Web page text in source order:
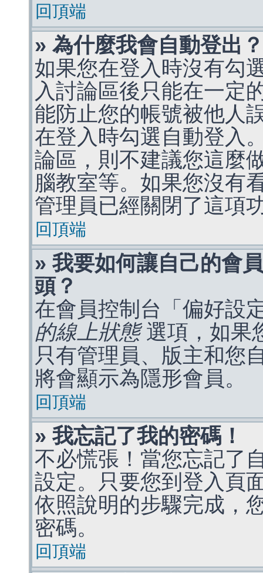
回頂端
» 為什麼我會自動登出？
如果您在登入時沒有勾
入討論區後只能在一定
能防止您的帳號被他人
在登入時勾選自動登入
論區，則不建議您這麼
腦教室等。如果您沒有
管理員已經關閉了這項
回頂端
» 我要如何讓自己的會
頭？
在會員控制台「偏好設
的線上狀態選項，如果
只有管理員、版主和您
將會顯示為隱形會員。
回頂端
» 我忘記了我的密碼！
不必慌張！當您忘記了
設定。只要您到登入頁
依照說明的步驟完成，
密碼。
回頂端